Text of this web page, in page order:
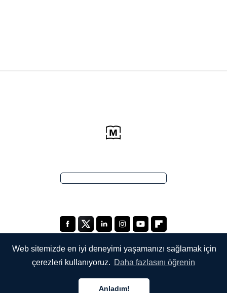
Web sitemizde en iyi deneyimi yaşamanızı sağlamak için
çerezleri kullanıyoruz. Daha fazlasını öğrenin
Anladım!